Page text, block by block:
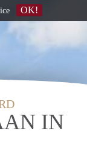
IN
OK!